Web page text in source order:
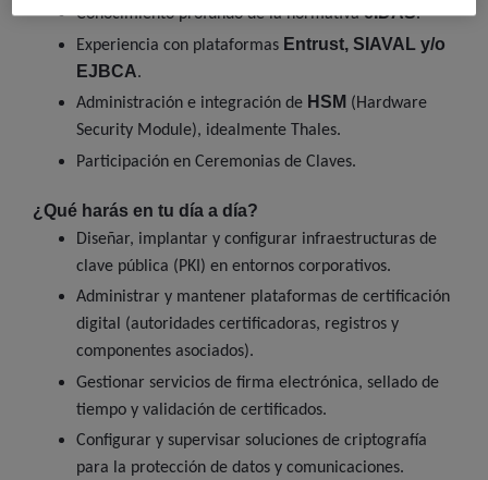
Conocimiento profundo de la normativaeIDAS.
Experiencia con plataformas Entrust, SIAVAL y/o
EJBCA.
Administración e integración de HSM (Hardware
Security Module), idealmente Thales.
Participación en Ceremonias de Claves.
¿Qué harás en tu día a día?
Diseñar, implantar y configurar infraestructuras de
clave pública (PKI) en entornos corporativos.
Administrar y mantener plataformas de certificación
digital (autoridades certificadoras, registros y
componentes asociados).
Gestionar servicios de firma electrónica, sellado de
tiempo y validación de certificados.
Configurar y supervisar soluciones de criptografía
para la protección de datos y comunicaciones.